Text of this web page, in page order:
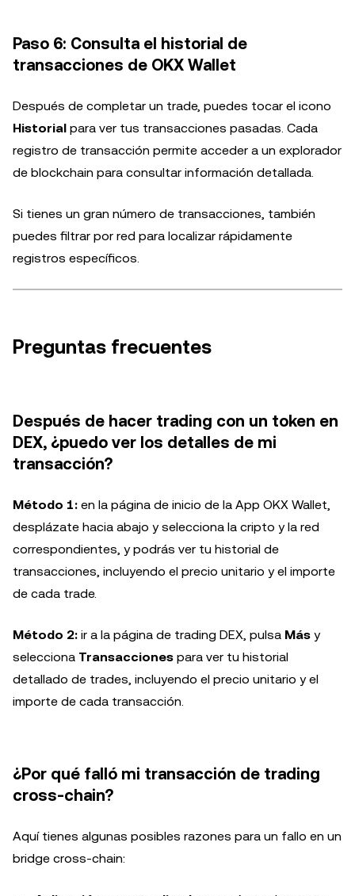
Paso 6: Consulta el historial de
transacciones de OKX Wallet
Después de completar un trade, puedes tocar el icono
Historial para ver tus transacciones pasadas. Cada
registro de transacción permite acceder a un explorador
de blockchain para consultar información detallada.
Si tienes un gran número de transacciones, también
puedes filtrar por red para localizar rápidamente
registros específicos.
Preguntas frecuentes
Después de hacer trading con un token en
DEX, ¿puedo ver los detalles de mi
transacción?
Método 1: en la página de inicio de la App OKX Wallet,
desplázate hacia abajo y selecciona la cripto y la red
correspondientes, y podrás ver tu historial de
transacciones, incluyendo el precio unitario y el importe
de cada trade.
Método 2: ir a la página de trading DEX, pulsa Más y
selecciona Transacciones para ver tu historial
detallado de trades, incluyendo el precio unitario y el
importe de cada transacción.
¿Por qué falló mi transacción de trading
cross-chain?
Aquí tienes algunas posibles razones para un fallo en un
bridge cross-chain: